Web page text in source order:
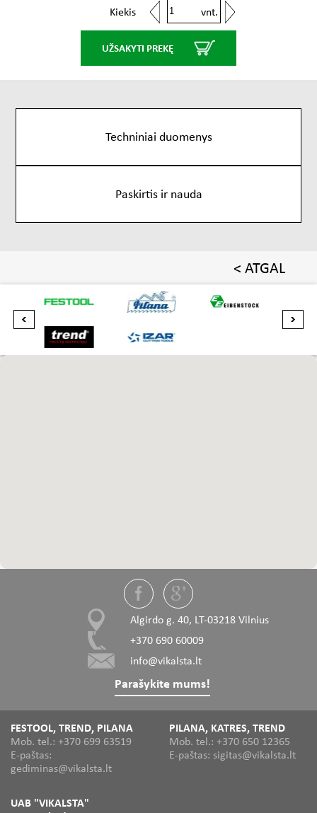
Kiekis vnt.
UŽSAKYTI PREKĘ
Techniniai duomenys
Paskirtis ir nauda
< ATGAL
Algirdo g. 40, LT-03218 Vilnius
+370 690 60009
info@vikalsta.lt
Parašykite mums!
FESTOOL, TREND, PILANA
Mob. tel.: +370 699 63519
E-paštas:
gediminas@vikalsta.lt
PILANA, KATRES, TREND
Mob. tel.: +370 650 12365
E-paštas: sigitas@vikalsta.lt
UAB "VIKALSTA"